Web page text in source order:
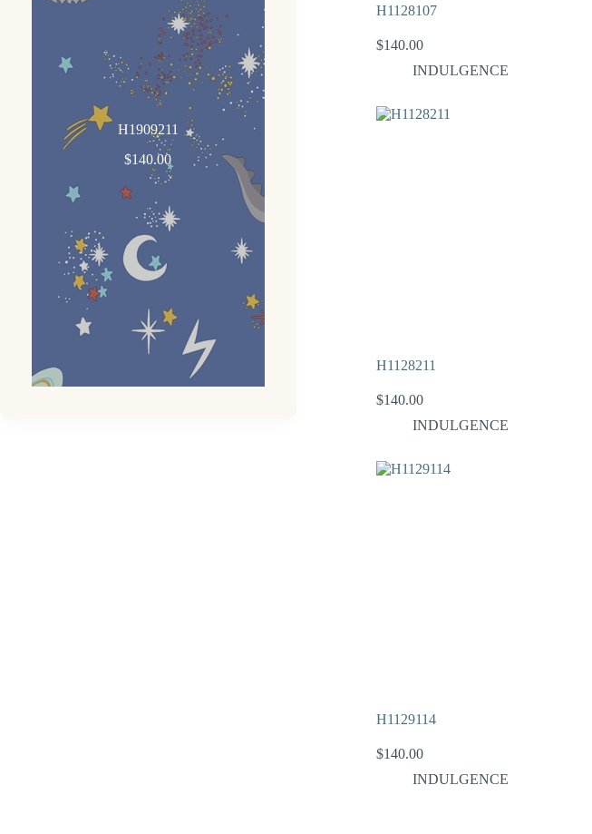
H1128107
$140.00
INDULGENCE
H1128211
$140.00
INDULGENCE
H1129114
$140.00
INDULGENCE
H1909211
$140.00